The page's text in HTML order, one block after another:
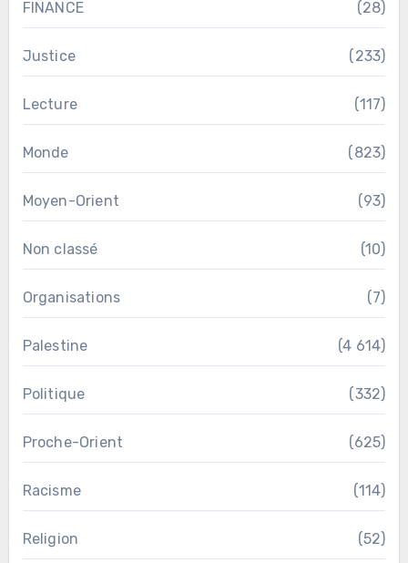
FINANCE (28)
Justice (233)
Lecture (117)
Monde (823)
Moyen-Orient (93)
Non classé (10)
Organisations (7)
Palestine (4 614)
Politique (332)
Proche-Orient (625)
Racisme (114)
Religion (52)